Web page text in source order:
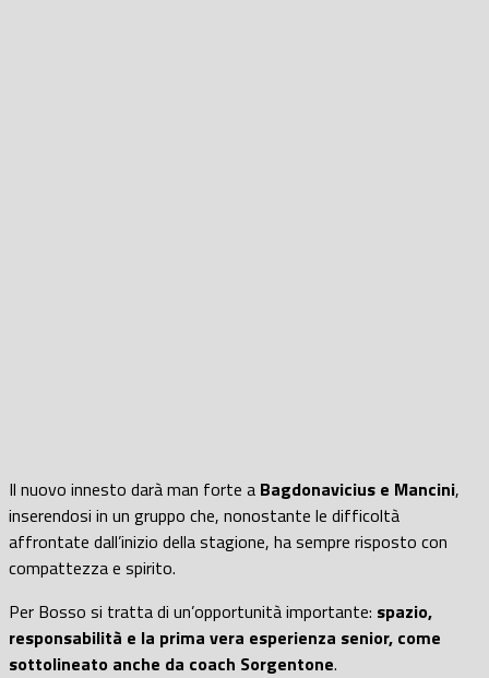
Il nuovo innesto darà man forte a Bagdonavicius e Mancini,
inserendosi in un gruppo che, nonostante le difficoltà
affrontate dall’inizio della stagione, ha sempre risposto con
compattezza e spirito.
Per Bosso si tratta di un’opportunità importante: spazio,
responsabilità e la prima vera esperienza senior, come
sottolineato anche da coach Sorgentone.